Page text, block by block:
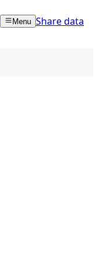
Menu Share data